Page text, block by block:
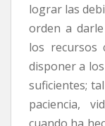
lograr las
orden a
los recursos
disponer a
suficientes;
paciencia,